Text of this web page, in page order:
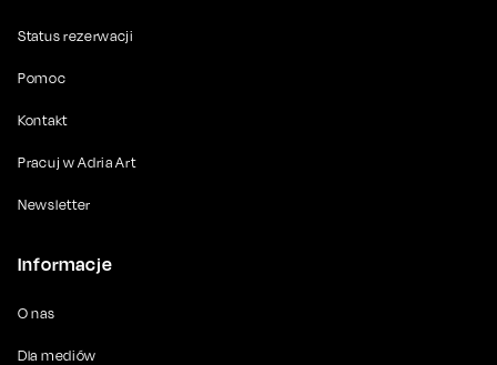
Status rezerwacji
Pomoc
Kontakt
Pracuj w Adria Art
Newsletter
Informacje
O nas
Dla mediów